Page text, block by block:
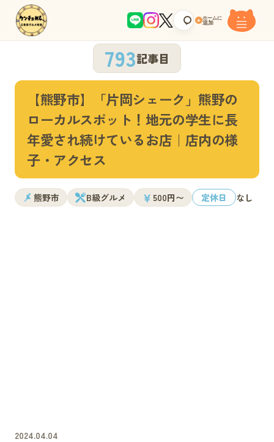
+ ホームに
追加
793記事目
【熊野市】「片岡シェーク」熊野の
ローカルスポット！地元の学生に長
年愛され続けているお店｜店内の様
子・アクセス
熊野市 B級グルメ ￥ 500円〜 定休日 なし
2024.04.04